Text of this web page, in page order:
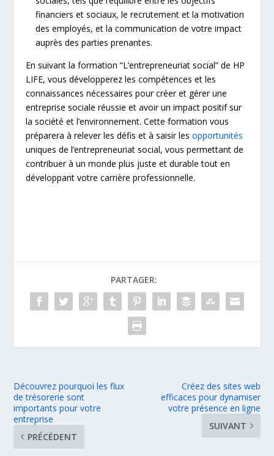
financiers et sociaux, le recrutement et la motivation
des employés, et la communication de votre impact
auprès des parties prenantes.
En suivant la formation “L’entrepreneuriat social” de HP
LIFE, vous développerez les compétences et les
connaissances nécessaires pour créer et gérer une
entreprise sociale réussie et avoir un impact positif sur
la société et l’environnement. Cette formation vous
préparera à relever les défis et à saisir lesopportunités
uniques de l’entrepreneuriat social, vous permettant de
contribuer à un monde plus juste et durable tout en
développant votre carrière professionnelle.
PARTAGER:
Découvrez pourquoi les flux
de trésorerie sont
importants pour votre
entreprise
PRÉCÉDENT
Créez des sites web
efficaces pour dynamiser
votre présence en ligne
SUIVANT